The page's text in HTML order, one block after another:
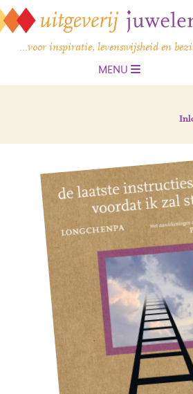
…voor inspiratie, levenswijsheid en
MENU